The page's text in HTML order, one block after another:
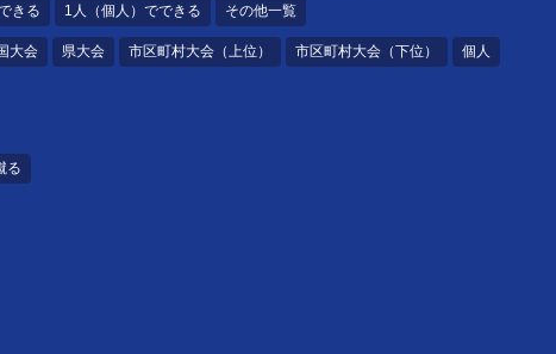
きる 1人（個人）でできる その他一覧
大会 県大会 市区町村大会（上位） 市区町村大会（下位） 個人
る